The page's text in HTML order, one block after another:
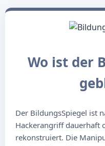
Wo ist der
Der BildungsSpiegel ist
Hackerangriff dauerhaft
rekonstruiert. Die